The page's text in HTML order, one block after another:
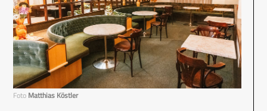
Foto Matthias Köstler